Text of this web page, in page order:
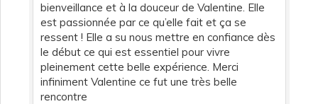
bienveillance et à la douceur de Valentine. Elle
est passionnée par ce qu’elle fait et ça se
ressent ! Elle a su nous mettre en confiance dès
le début ce qui est essentiel pour vivre
pleinement cette belle expérience. Merci
infiniment Valentine ce fut une très belle
rencontre